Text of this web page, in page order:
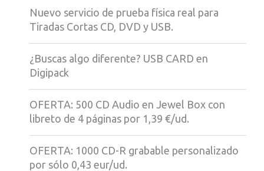
Nuevo servicio de prueba física real para
Tiradas Cortas CD, DVD y USB.
¿Buscas algo diferente? USB CARD en
Digipack
OFERTA: 500 CD Audio en Jewel Box con
libreto de 4 páginas por 1,39 €/ud.
OFERTA: 1000 CD-R grabable personalizado
por sólo 0,43 eur/ud.